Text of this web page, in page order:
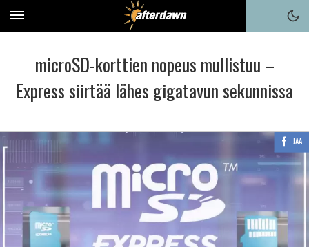
microSD-korttien nopeus mullistuu –
Express siirtää lähes gigatavun sekunnissa
JAA